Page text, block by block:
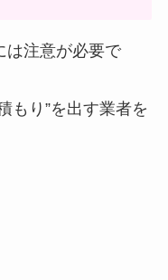
は注意が必要で
もり”を出す業者を